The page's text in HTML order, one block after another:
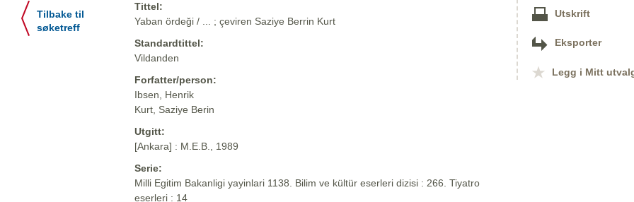
Tilbake til
søketreff
Tittel:
Yaban ördeği / ... ; çeviren Saziye Berrin Kurt
Standardtittel:
Vildanden
Forfatter/person:
Ibsen, Henrik
Kurt, Saziye Berin
Utgitt:
[Ankara] : M.E.B., 1989
Serie:
Milli Egitim Bakanligi yayinlari 1138. Bilim ve kültür eserleri dizisi : 266. Tiyatro
eserleri : 14
Utskrift
Eksporter
Legg i Mitt